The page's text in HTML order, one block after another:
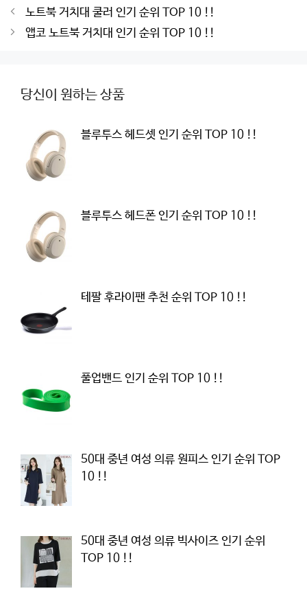
Post
navigation
노트북 거치대 쿨러 인기 순위 TOP 10 !!
앱코 노트북 거치대 인기 순위 TOP 10 !!
당신이 원하는 상품
블루투스 헤드셋 인기 순위 TOP 10 !!
블루투스 헤드폰 인기 순위 TOP 10 !!
테팔 후라이팬 추천 순위 TOP 10 !!
풀업밴드 인기 순위 TOP 10 !!
50대 중년 여성 의류 원피스 인기 순위 TOP
10 !!
50대 중년 여성 의류 빅사이즈 인기 순위
TOP 10 !!